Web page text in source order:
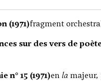
(1971)fragment
sur des vers de
n° 15 (1971)enlamajeur,